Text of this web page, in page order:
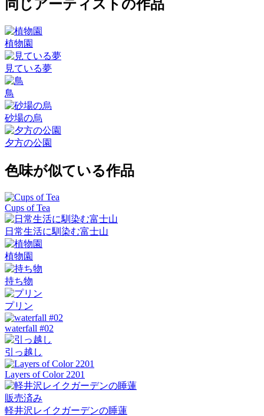
同じアーティストの作品
植物園
見ている夢
鳥
砂場の烏
夕方の公園
色味が似ている作品
Cups of Tea
日常生活に馴染む富士山
植物園
持ち物
プリン
waterfall #02
引っ越し
Layers of Color 2201
販売済み
軽井沢レイクガーデンの睡蓮